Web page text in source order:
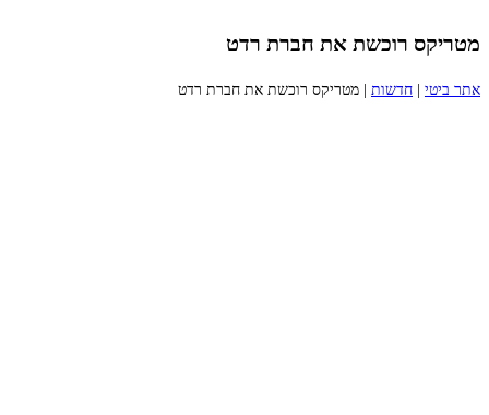
מטריקס רוכשת את חברת רדט
אתר ביטי חדשות מטריקס רוכשת את חברת רדט